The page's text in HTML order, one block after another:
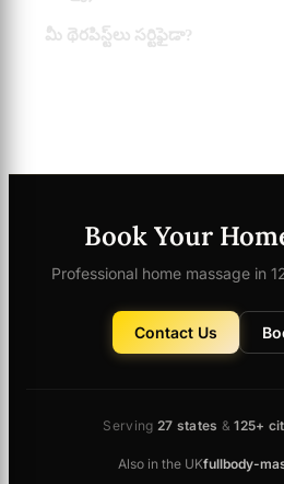
మీ థెరపిస్ట్‌లు సర్టిఫైడా?
Book Your
Professional home massage in
Contact Us
Serving 27 states &125+
Also in the UKfullbody-